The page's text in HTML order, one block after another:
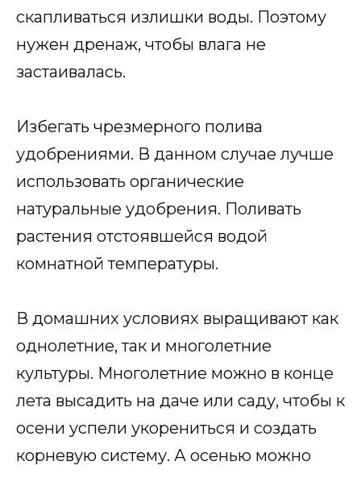
скапливаться излишки воды. Поэтому
нужен дренаж, чтобы влага не
застаивалась.
Избегать чрезмерного полива
удобрениями. В данном случае лучше
использовать органические
натуральные удобрения. Поливать
растения отстоявшейся водой
комнатной температуры.
В домашних условиях выращивают как
однолетние, так и многолетние
культуры. Многолетние можно в конце
лета высадить на даче или саду, чтобы к
осени успели укорениться и создать
корневую систему. А осенью можно